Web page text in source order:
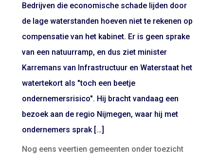
Bedrijven die economische schade lijden door
de lage waterstanden hoeven niet te rekenen op
compensatie van het kabinet. Er is geen sprake
van een natuurramp, en dus ziet minister
Karremans van Infrastructuur en Waterstaat het
watertekort als "toch een beetje
ondernemersrisico". Hij bracht vandaag een
bezoek aan de regio Nijmegen, waar hij met
ondernemers sprak […]
Nog eens veertien gemeenten onder toezicht